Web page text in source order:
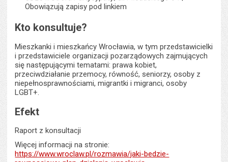
Obowiązują zapisy pod linkiem
Kto konsultuje?
Mieszkanki i mieszkańcy Wrocławia, w tym przedstawicielki
i przedstawiciele organizacji pozarządowych zajmujących
się następującymi tematami: prawa kobiet,
przeciwdziałanie przemocy, równość, seniorzy, osoby z
niepełnosprawnościami, migrantki i migranci, osoby
LGBT+.
Efekt
Raport z konsultacji
Więcej informacji na stronie:
https://www.wroclaw.pl/rozmawia/jaki-bedzie-